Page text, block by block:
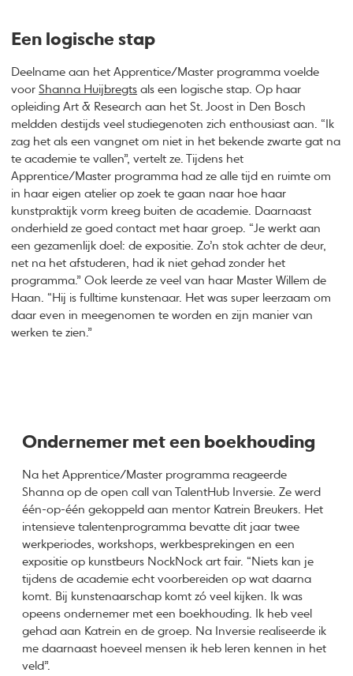
Een logische stap
Deelname aan het Apprentice/Master programma voelde
voorShanna Huijbregts als een logische stap. Op haar
opleiding Art & Research aan het St. Joost in Den Bosch
meldden destijds veel studiegenoten zich enthousiast aan. “Ik
zag het als een vangnet om niet in het bekende zwarte gat na
te academie te vallen”, vertelt ze. Tijdens het
Apprentice/Master programma had ze alle tijd en ruimte om
in haar eigen atelier op zoek te gaan naar hoe haar
kunstpraktijk vorm kreeg buiten de academie. Daarnaast
onderhield ze goed contact met haar groep. “Je werkt aan
een gezamenlijk doel: de expositie. Zo’n stok achter de deur,
net na het afstuderen, had ik niet gehad zonder het
programma.” Ook leerde ze veel van haar Master Willem de
Haan. “Hij is fulltime kunstenaar. Het was super leerzaam om
daar even in meegenomen te worden en zijn manier van
werken te zien.”
Ondernemer met een boekhouding
Na het Apprentice/Master programma reageerde
Shanna op de open call van TalentHub Inversie. Ze werd
één-op-één gekoppeld aan mentor Katrein Breukers. Het
intensieve talentenprogramma bevatte dit jaar twee
werkperiodes, workshops, werkbesprekingen en een
expositie op kunstbeurs NockNock art fair. “Niets kan je
tijdens de academie echt voorbereiden op wat daarna
komt. Bij kunstenaarschap komt zó veel kijken. Ik was
opeens ondernemer met een boekhouding. Ik heb veel
gehad aan Katrein en de groep. Na Inversie realiseerde ik
me daarnaast hoeveel mensen ik heb leren kennen in het
veld”.